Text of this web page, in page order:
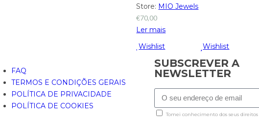
Store: MIO Jewels
€70,00
Ler mais
Wishlist
Wishlist
FAQ
TERMOS E CONDIÇÕES GERAIS
POLÍTICA DE PRIVACIDADE
POLÍTICA DE COOKIES
SUBSCREVER A
NEWSLETTER
Tomei conhecimento dos seus